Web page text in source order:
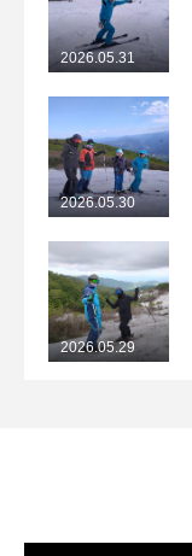
2026.05.31
2026.05.30
2026.05.29